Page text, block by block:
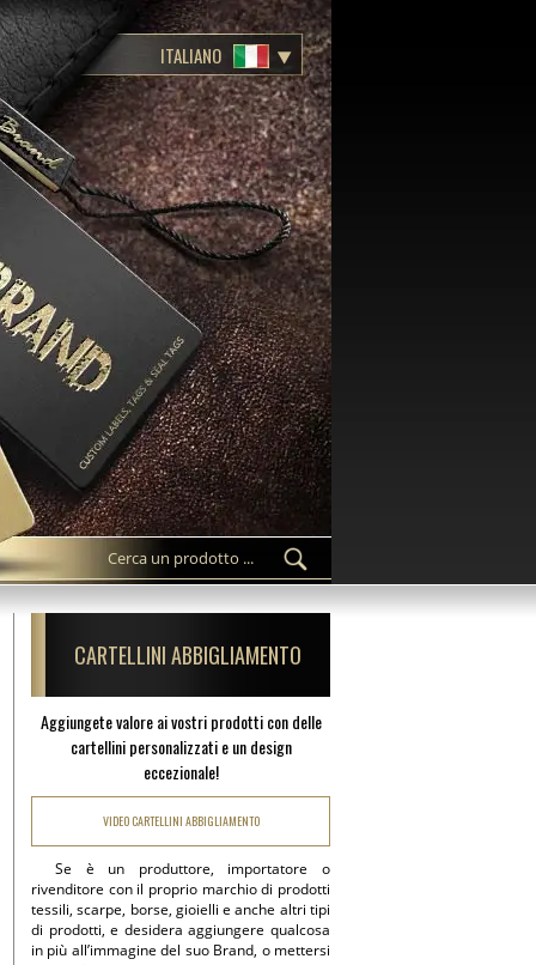
ITALIANO
CARTELLINI ABBIGLIAMENTO
Aggiungete valore ai vostri prodotti con delle
cartellini personalizzati e un design
eccezionale!
VIDEO CARTELLINI ABBIGLIAMENTO
Se è un produttore, importatore o
rivenditore con il proprio marchio di prodotti
tessili, scarpe, borse, gioielli e anche altri tipi
di prodotti, e desidera aggiungere qualcosa
in più all’immagine del suo Brand, o mettersi